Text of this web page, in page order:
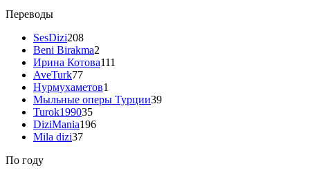
Переводы
SesDizi208
Beni Birakma2
Ирина Котова111
AveTurk77
Нурмухаметов1
Мыльные оперы Турции39
Turok199035
DiziMania196
Mila dizi37
По году